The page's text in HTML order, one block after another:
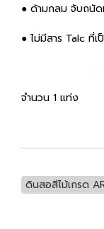
● ด้ามกลม จับถนั
● ไม่มีสาร Talc ที่เ
จำนวน 1 แท่ง
ดินสอสีไม้เกรด